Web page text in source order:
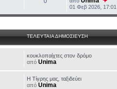
01 Φεβ 2026, 17:01
ΤΕΛΕΥΤΑΙΑ ΔΗΜΟΣΙΕΥΣΗ
κουκλοπαίχτες στον δρόμο
από Unima
H Τίγρης μας, ταξιδεύει
από Unima